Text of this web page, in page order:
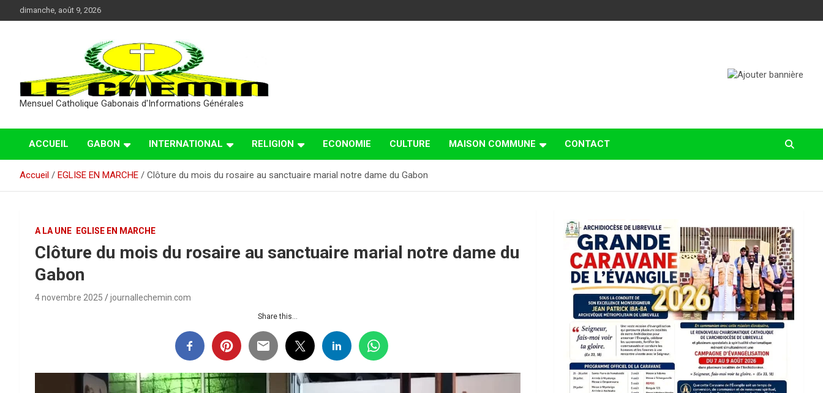
au
dimanche, août 9, 2026
Mensuel Catholique Gabonais d'Informations Générales
ACCUEIL GABON INTERNATIONAL RELIGION ECONOMIE CULTURE MAISON COMMUNE CONTACT
Accueil EGLISE EN MARCHE Clôture du mois du rosaire au sanctuaire marial notre dame du Gabon
A LA UNE EGLISE EN MARCHE
Clôture du mois du rosaire au sanctuaire marial notre dame du
Gabon
4 novembre 2025 journallechemin.com
Share this...